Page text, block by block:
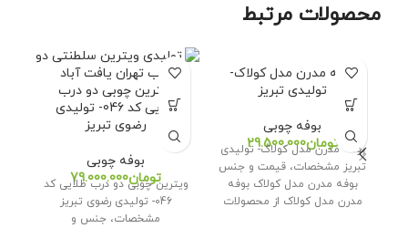
محصولات مرتبط
بوفه مدرن مدل کولاک-
تولیدی تبریز
بوفه چوبی
تومان
بوفه مدرن مدل کولاک- تولیدی
تبریز مشخصات، قیمت و جنس
بوفه مدرن مدل کولاک بوفه
مدرن مدل کولاک از محصولات
ویترین چوبی دو درب
طلایی کد 046- تولیدی
رضوی تبریز
بوفه چوبی
تومان
ویترین چوبی دو درب طلایی کد
046- تولیدی رضوی تبریز
مشخصات، جنس و